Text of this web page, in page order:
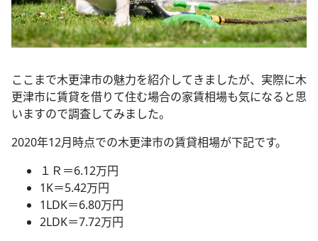
ここまで木更津市の魅力を紹介してきましたが、実際に木
更津市に賃貸を借りて住む場合の家賃相場も気になると思
いますので調査してみました。
2020年12月時点での木更津市の賃貸相場が下記です。
１Ｒ＝6.12万円
1K＝5.42万円
1LDK＝6.80万円
2LDK＝7.72万円